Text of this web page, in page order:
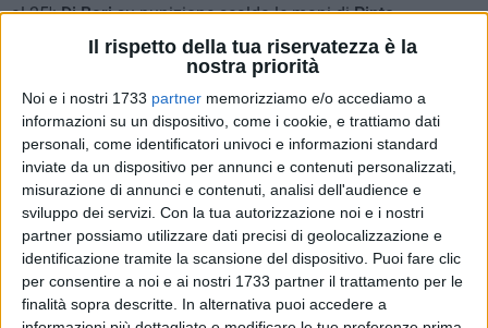
Il rispetto della tua riservatezza è la
nostra priorità
Noi e i nostri 1733 partner memorizziamo e/o accediamo a
informazioni su un dispositivo, come i cookie, e trattiamo dati
personali, come identificatori univoci e informazioni standard
inviate da un dispositivo per annunci e contenuti personalizzati,
misurazione di annunci e contenuti, analisi dell'audience e
sviluppo dei servizi. Con la tua autorizzazione noi e i nostri
partner possiamo utilizzare dati precisi di geolocalizzazione e
identificazione tramite la scansione del dispositivo. Puoi fare clic
per consentire a noi e ai nostri 1733 partner il trattamento per le
finalità sopra descritte. In alternativa puoi accedere a
al 25':Di Barisu punizione scalda le mani diPinto.
Nella ripresa Squicciarini toglie Tursied inserisce
Fortis a trazione anteriore ma poco fortunata in zona gol. Al
20'Santibanez sfiora il palo con un diagonale dal limite, alla
mezzora Pinto è ancora decisivo su punizione del solito Di
Bari.
La resistenza dei locali frena il tentativo di fuga dei tranesi
che ringraziano il Modugno, in grado di fermare il Vieste sul
suo campo (1-1). Vince invece il Real Barletta (3-1 al
Minervino). In classifica, dietro a Cerignola (66 punti) e